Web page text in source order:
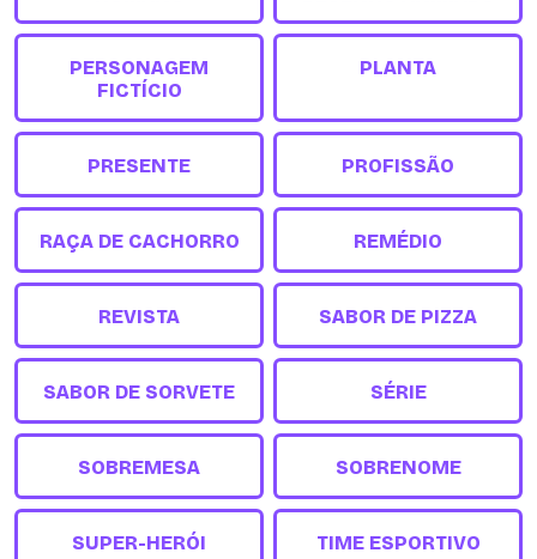
PERSONAGEM
FICTÍCIO
PLANTA
PRESENTE PROFISSÃO
RAÇA DE CACHORRO REMÉDIO
REVISTA SABOR DE PIZZA
SABOR DE SORVETE SÉRIE
SOBREMESA SOBRENOME
SUPER-HERÓI TIME ESPORTIVO